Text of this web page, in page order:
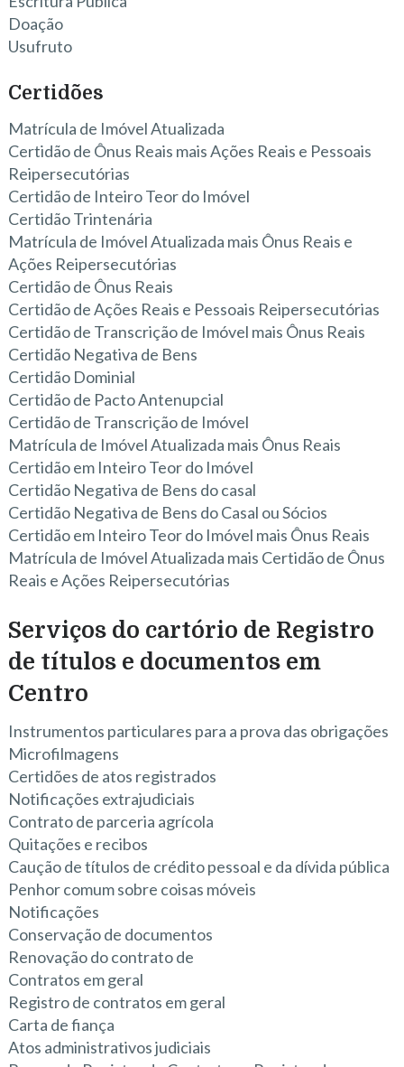
Doação
Usufruto
Certidões
Matrícula de Imóvel Atualizada
Certidão de Ônus Reais mais Ações Reais e Pessoais
Reipersecutórias
Certidão de Inteiro Teor do Imóvel
Certidão Trintenária
Matrícula de Imóvel Atualizada mais Ônus Reais e
Ações Reipersecutórias
Certidão de Ônus Reais
Certidão de Ações Reais e Pessoais Reipersecutórias
Certidão de Transcrição de Imóvel mais Ônus Reais
Certidão Negativa de Bens
Certidão Dominial
Certidão de Pacto Antenupcial
Certidão de Transcrição de Imóvel
Matrícula de Imóvel Atualizada mais Ônus Reais
Certidão em Inteiro Teor do Imóvel
Certidão Negativa de Bens do casal
Certidão Negativa de Bens do Casal ou Sócios
Certidão em Inteiro Teor do Imóvel mais Ônus Reais
Matrícula de Imóvel Atualizada mais Certidão de Ônus
Reais e Ações Reipersecutórias
Serviços do cartório de Registro
de títulos e documentos em
Centro
Instrumentos particulares para a prova das obrigações
Microfilmagens
Certidões de atos registrados
Notificações extrajudiciais
Contrato de parceria agrícola
Quitações e recibos
Caução de títulos de crédito pessoal e da dívida pública
Penhor comum sobre coisas móveis
Notificações
Conservação de documentos
Renovação do contrato de
Contratos em geral
Registro de contratos em geral
Carta de fiança
Atos administrativos judiciais